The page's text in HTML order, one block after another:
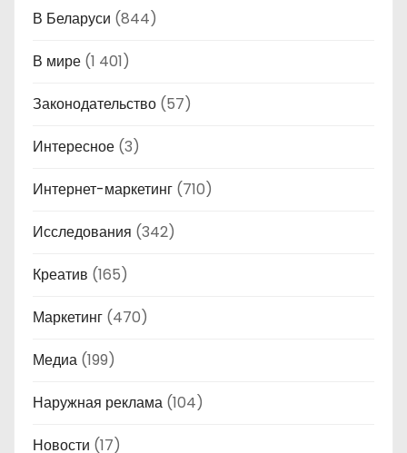
В Беларуси (844)
В мире (1 401)
Законодательство (57)
Интересное (3)
Интернет-маркетинг (710)
Исследования (342)
Креатив (165)
Маркетинг (470)
Медиа (199)
Наружная реклама (104)
Новости (17)